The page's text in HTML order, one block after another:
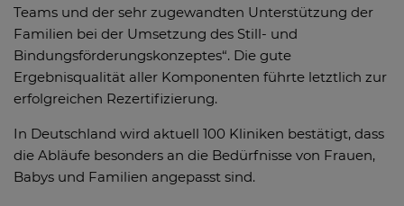
Teams und der sehr zugewandten Unterstützung der
Familien bei der Umsetzung des Still- und
Bindungsförderungskonzeptes“. Die gute
Ergebnisqualität aller Komponenten führte letztlich zur
erfolgreichen Rezertifizierung.
In Deutschland wird aktuell 100 Kliniken bestätigt, dass
die Abläufe besonders an die Bedürfnisse von Frauen,
Babys und Familien angepasst sind.